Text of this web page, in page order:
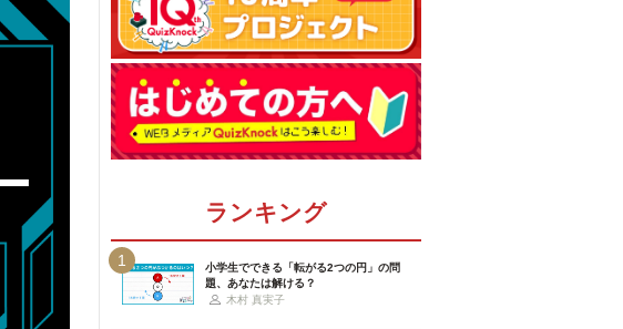
ランキング
1
小学生でできる「転がる2つの円」の問
題、あなたは解ける？
木村 真実子